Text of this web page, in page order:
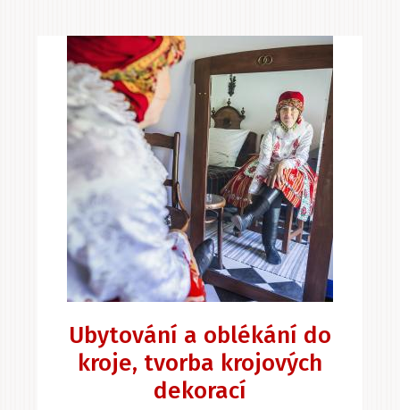
Ubytování a oblékání do
kroje, tvorba krojových
dekorací